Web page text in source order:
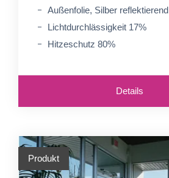
Außenfolie, Silber reflektierend
Lichtdurchlässigkeit 17%
Hitzeschutz 80%
Details
Produkt